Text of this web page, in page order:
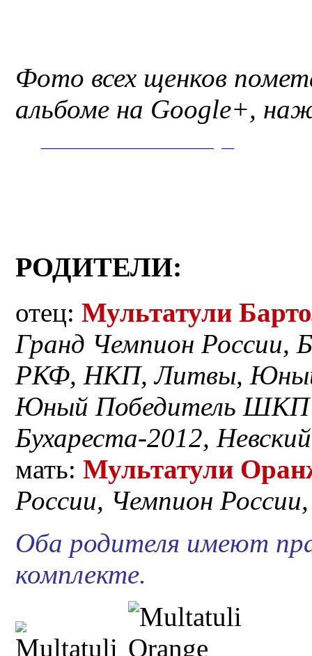
Фото всех щенков
альбоме на Google+,
РОДИТЕЛИ:
отец:Мультатули
Гранд Чемпион России,
РКФ, НКП, Литвы, Юный
Юный Победитель ШКП
Бухареста-2012,
мать:Мультатули
России, Чемпион
Оба родителя имеют
комплекте.